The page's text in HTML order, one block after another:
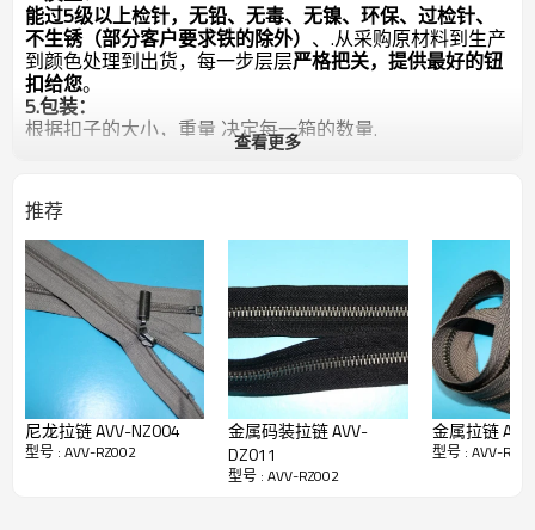
能过5级以上检针，无铅、无毒、无镍、环保、过检针、
不生锈（部分客户要求铁的除外） 、.从采购原材料到生产
到颜色处理到出货，每一步层层严格把关，提供最好的钮
扣给您。
5.包装：
根据扣子的大小，重量 决定每一箱的数量.
默认包装方式：塑料袋包装---箱子包装---封口---固井字
可按照客户要求使用各种包装方式.
6.样品申请：
样品可免费提供,运费,需要收方承担.
如暂无客户指定的颜色,规格,款式需要临时制作样品将另
谈打样费.打样费下大货都可以退回
7.交易（付款）方式：
国内客户: 支持银行转账,支票,现付,快递代收,（现金,月
结） 具体详谈
.售前售后服务：
谢谢各位新老客户,我们会以完善的服务和高质量稳定的
产品来回馈您的支持
查看更多
推荐
尼龙拉链 AVV-NZ004
型号 : AVV-RZ002
金属码装拉链 AVV-
DZ011
型号 : AVV-RZ002
金属拉
型号 : AVV-